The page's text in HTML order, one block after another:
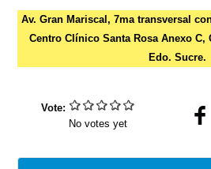
Av. Gran Mariscal, 7ma transversal
Centro Clínico Santa Rosa Anexo C,
Edo. Sucre.
Vote:
No votes yet